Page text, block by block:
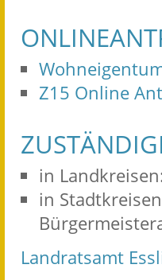
Z15 Online
in
in
Landratsamt